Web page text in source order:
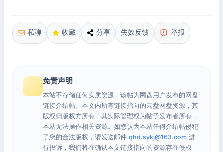
私聊 收藏 分享 失效反馈 举报
免责声明
本站不存储任何实质资源，该帖为网盘用户发布的网盘
链接介绍帖。本文内所有链接指向的云盘网盘资源，其
版权归版权方所有！其实际管理权为帖子发布者所有，
本站无法操作相关资源。如您认为本站任何介绍帖侵犯
了您的合法版权，请发送邮件 qhd.sykj@163.com 进
行投诉，我们将在确认本文链接指向的资源存在侵权